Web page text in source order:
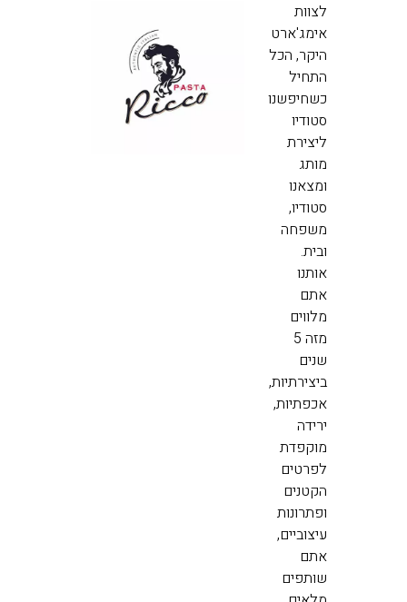
לצוות
אימג'ארט
היקר, הכל
התחיל
כשחיפשנו
סטודיו
ליצירת
מותג
ומצאנו
סטודיו,
משפחה
ובית.
אותנו
אתם
מלווים
מזה 5
שנים
ביצירתיות,
אכפתיות,
ירידה
מוקפדת
לפרטים
הקטנים
ופתרונות
עיצוביים,
אתם
שותפים